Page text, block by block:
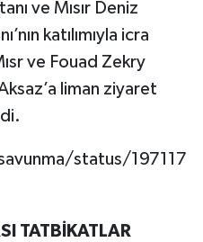
ve Mısır Deniz
katılımıyla icra
ve Fouad Zekry
liman ziyaret
status/197117
TATBİKATLAR